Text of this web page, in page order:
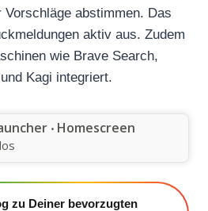
Vorschläge abstimmen. Das
aktiv aus. Zudem
wie Brave Search,
Kagi integriert.
‧ Homescreen
zu Deiner bevorzugten